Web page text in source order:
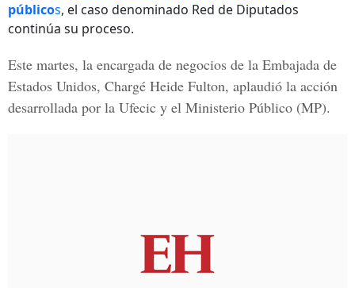
públicos, el caso denominado Red de Diputados
continúa su proceso.
Este martes, la encargada de negocios de la Embajada de
Estados Unidos, Chargé Heide Fulton, aplaudió la acción
desarrollada por la Ufecic y el Ministerio Público (MP).